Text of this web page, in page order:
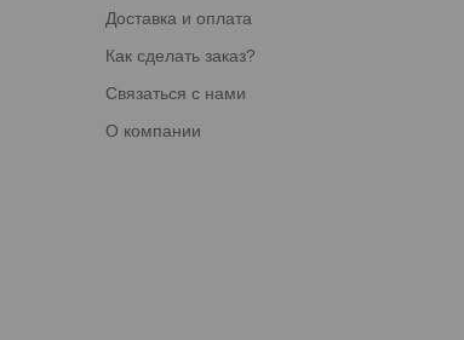
Доставка и оплата
Как сделать заказ?
Связаться с нами
О компании